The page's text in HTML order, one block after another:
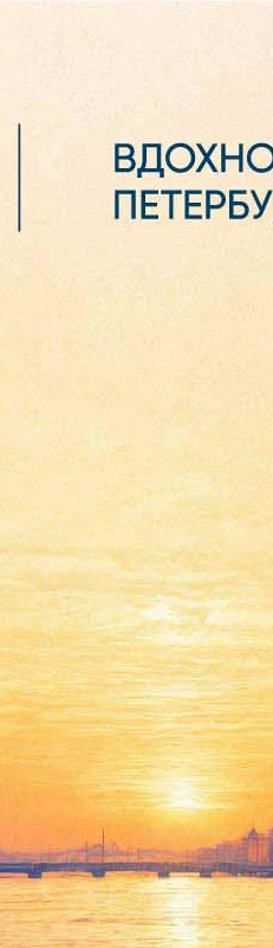
версию
выйдет в московском
при редактуре.
с читателями в
оставив лишь небольшие
алкоголь и деньги на него.